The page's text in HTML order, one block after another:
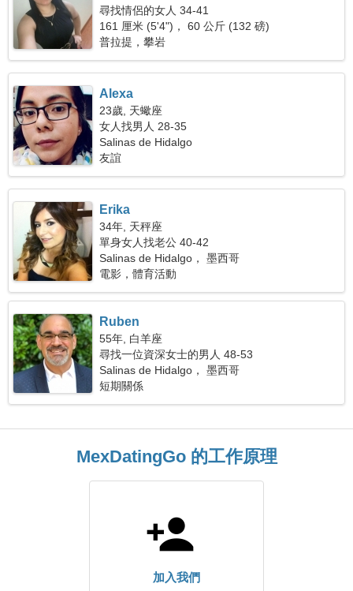
尋找情侶的女人 34-41
161 厘米 (5'4")， 60 公斤 (132 磅)
普拉提，攀岩
Alexa
23歲, 天蠍座
女人找男人 28-35
Salinas de Hidalgo
友誼
Erika
34年, 天秤座
單身女人找老公 40-42
Salinas de Hidalgo， 墨西哥
電影，體育活動
Ruben
55年, 白羊座
尋找一位資深女士的男人 48-53
Salinas de Hidalgo， 墨西哥
短期關係
MexDatingGo 的工作原理
加入我們